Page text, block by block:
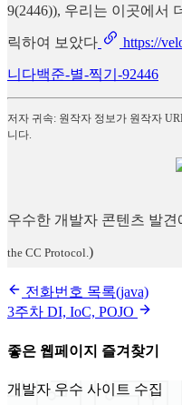
9(2446)), 우리는 이곳에서
릭하여 보았다 https://
니다백준-별-찍기-92446
저자 귀속: 원작자 정보가 원작자
니다.
우수한 개발자 콘텐츠 발견
the CC Protocol.)
전화번호 목록(java)
3주차 DI, IoC, POJO
좋은 웹페이지 즐겨찾기
개발자 우수 사이트 수집